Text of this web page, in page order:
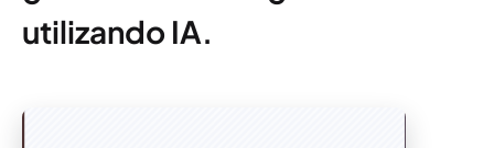
utilizando IA.